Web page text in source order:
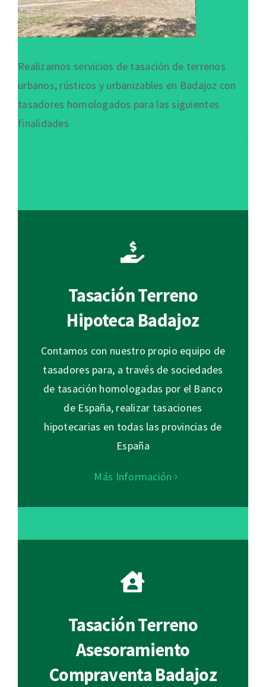
Realizamos servicios de tasación de terrenos
urbanos, rústicos y urbanizables en Badajoz con
tasadores homologados para las siguientes
finalidades
Tasación Terreno
Hipoteca Badajoz
Contamos con nuestro propio equipo de
tasadores para, a través de sociedades
de tasación homologadas por el Banco
de España, realizar tasaciones
hipotecarias en todas las provincias de
España
Más Información
Tasación Terreno
Asesoramiento
Compraventa Badajoz